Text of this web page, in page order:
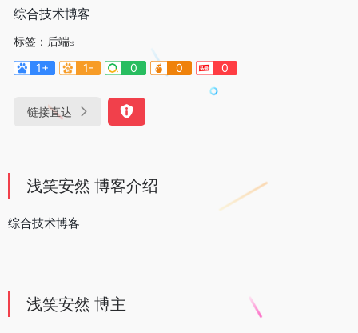
综合技术博客
标签： 后端
1+
1- 0 0 0
链接直达
浅笑安然 博客介绍
综合技术博客
浅笑安然 博主